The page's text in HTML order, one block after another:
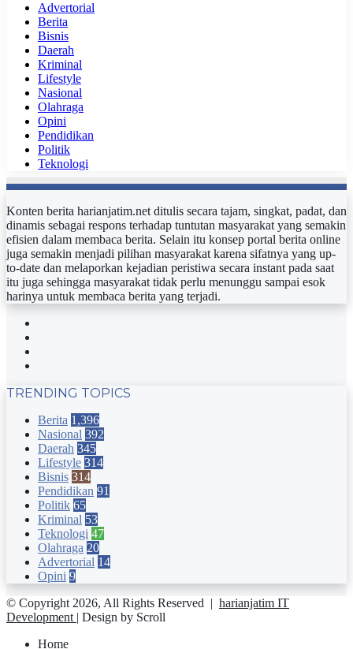
Advertorial
Berita
Bisnis
Daerah
Kriminal
Lifestyle
Nasional
Olahraga
Opini
Pendidikan
Politik
Teknologi
Konten berita harianjatim.net ditulis secara tajam, singkat, padat, dan
dinamis sebagai respons terhadap tuntutan masyarakat yang semakin
efisien dalam membaca berita. Selain itu konsep portal berita online
juga semakin menjadi pilihan masyarakat karena sifatnya yang up-
to-date dan melaporkan kejadian peristiwa secara instant pada saat
itu juga sehingga masyarakat tidak perlu menunggu sampai esok
harinya untuk membaca berita yang terjadi.
TRENDING TOPICS
Berita 1,396
Nasional 392
Daerah 345
Lifestyle 314
Bisnis 314
Pendidikan 91
Politik 65
Kriminal 53
Teknologi 47
Olahraga 20
Advertorial 14
Opini 9
© Copyright 2026, All Rights Reserved | harianjatim IT
Development | Design by Scroll
Home